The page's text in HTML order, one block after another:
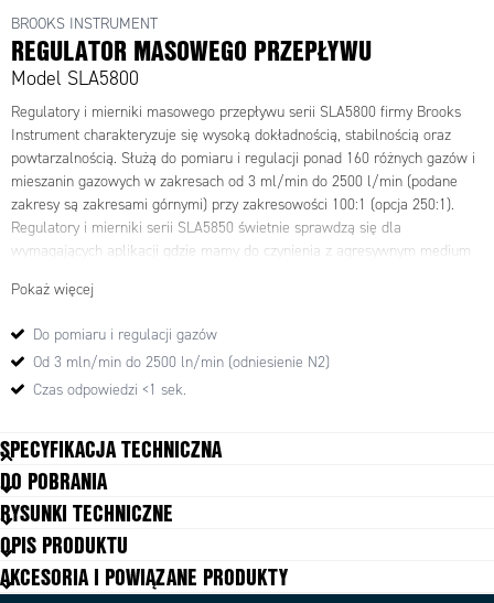
BROOKS INSTRUMENT
REGULATOR MASOWEGO PRZEPŁYWU
Model SLA5800
Regulatory i mierniki masowego przepływu serii SLA5800 firmy Brooks
Instrument charakteryzuje się wysoką dokładnością, stabilnością oraz
powtarzalnością. Służą do pomiaru i regulacji ponad 160 różnych gazów i
mieszanin gazowych w zakresach od 3 ml/min do 2500 l/min (podane
zakresy są zakresami górnymi) przy zakresowości 100:1 (opcja 250:1).
Regulatory i mierniki serii SLA5850 świetnie sprawdzą się dla
wymagających aplikacji gdzie mamy do czynienia z agresywnym medium
Pokaż więcej
Do pomiaru i regulacji gazów
Od 3 mln/min do 2500 ln/min (odniesienie N2)
Czas odpowiedzi <1 sek.
SPECYFIKACJA TECHNICZNA
Czas odpowiedzi
Dopuszczenia
Equipment Directive, RoHS, UL
Materiał części stykających się z
Buna, EPDM, Kalrez, PTFE, Stal
DO POBRANIA
RYSUNKI TECHNICZNE
OPIS PRODUKTU
AKCESORIA I POWIĄZANE PRODUKTY